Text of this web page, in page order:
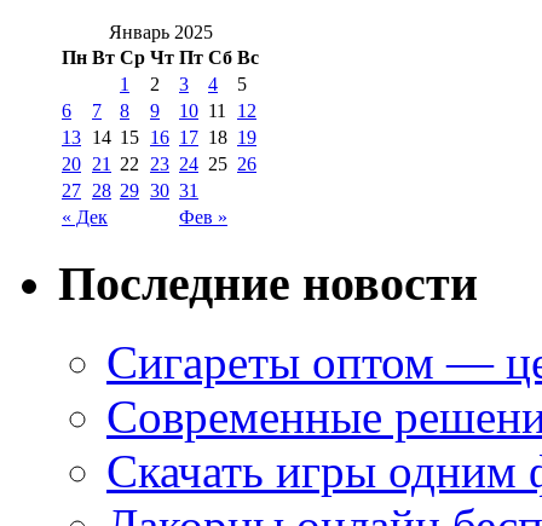
Январь 2025
Пн Вт Ср Чт Пт Сб Вс
« Дек Фев »
1 2 3 4
5
6
7 8 9 10 11
12
13 14 15 16 17 18 19
20 21 22 23 24 25 26
27 28 29 30 31
Последние новости
Сигареты оптом —
Современные
Скачать игры одним